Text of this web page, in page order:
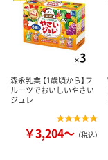
森永乳業 【1歳頃から】フ
ルーツでおいしいやさい
ジュレ
￥3,204～ （税込）